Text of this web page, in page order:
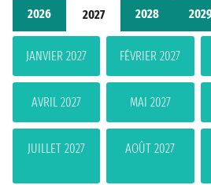
2026 2027 2028
JANVIER 2027 FÉVRIER 2027
AVRIL 2027 MAI 2027
JUILLET 2027 AOÛT 2027